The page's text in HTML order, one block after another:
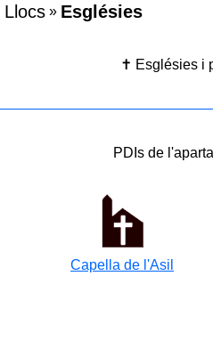
Llocs » Esglésies
✝️ Esglésies i
PDIs de
Capella de l'Asil